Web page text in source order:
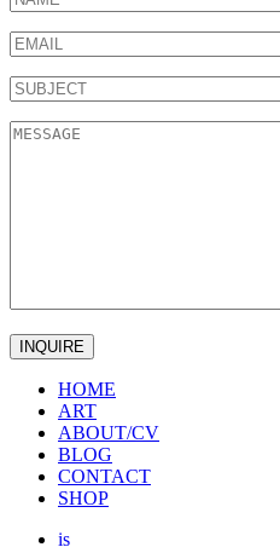
HOME
ART
ABOUT/CV
BLOG
CONTACT
SHOP
is